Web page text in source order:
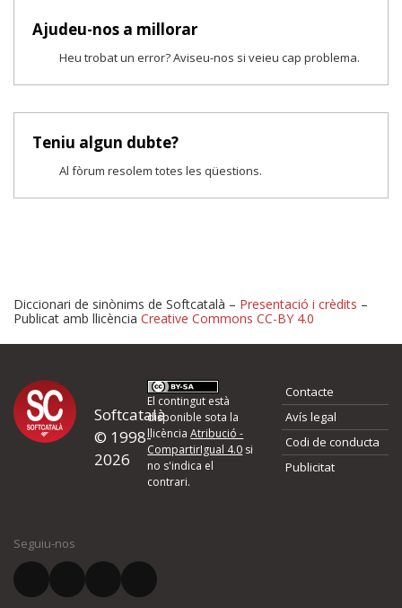
Ajudeu-nos a millorar
Heu trobat un error? Aviseu-nos si veieu cap problema.
Teniu algun dubte?
Al fòrum resolem totes les qüestions.
Proposeu-nos millores o
d'errors
Si heu trobat un error o voleu proposar alguna millora, ompliu els
quina és la millora que proposeu o l'error del qual voleu informar-
El vostre correu electrònic *
Diccionari de sinònims de Softcatalà – Presentació i crèdits –
Publicat amb llicència Creative Commons CC-BY 4.0
Softcatalà
© 1998-
2026
El contingut està
disponible sota la
llicènciaAtribució -
CompartirIgual 4.0 si
no s'indica el
contrari.
Contacte
Avís legal
Codi de conducta
Publicitat
Seguiu-nos